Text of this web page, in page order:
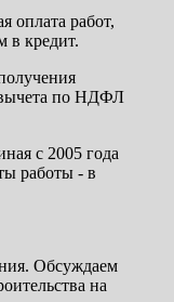
оплата работ,
в кредит.
вычета по НДФЛ
с 2005 года
работы - в
Обсуждаем
на